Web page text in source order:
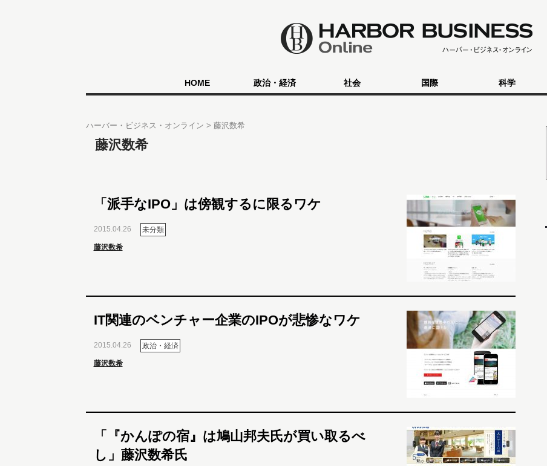
HOME 政治・経済 社会 国際 科学
ハーバー・ビジネス・オンライン 藤沢数希
藤沢数希
「派手なIPO」は傍観するに限るワケ
2015.04.26 未分類
藤沢数希
IT関連のベンチャー企業のIPOが悲惨なワケ
2015.04.26 政治・経済
藤沢数希
「『かんぽの宿』は鳩山邦夫氏が買い取るべ
し」藤沢数希氏